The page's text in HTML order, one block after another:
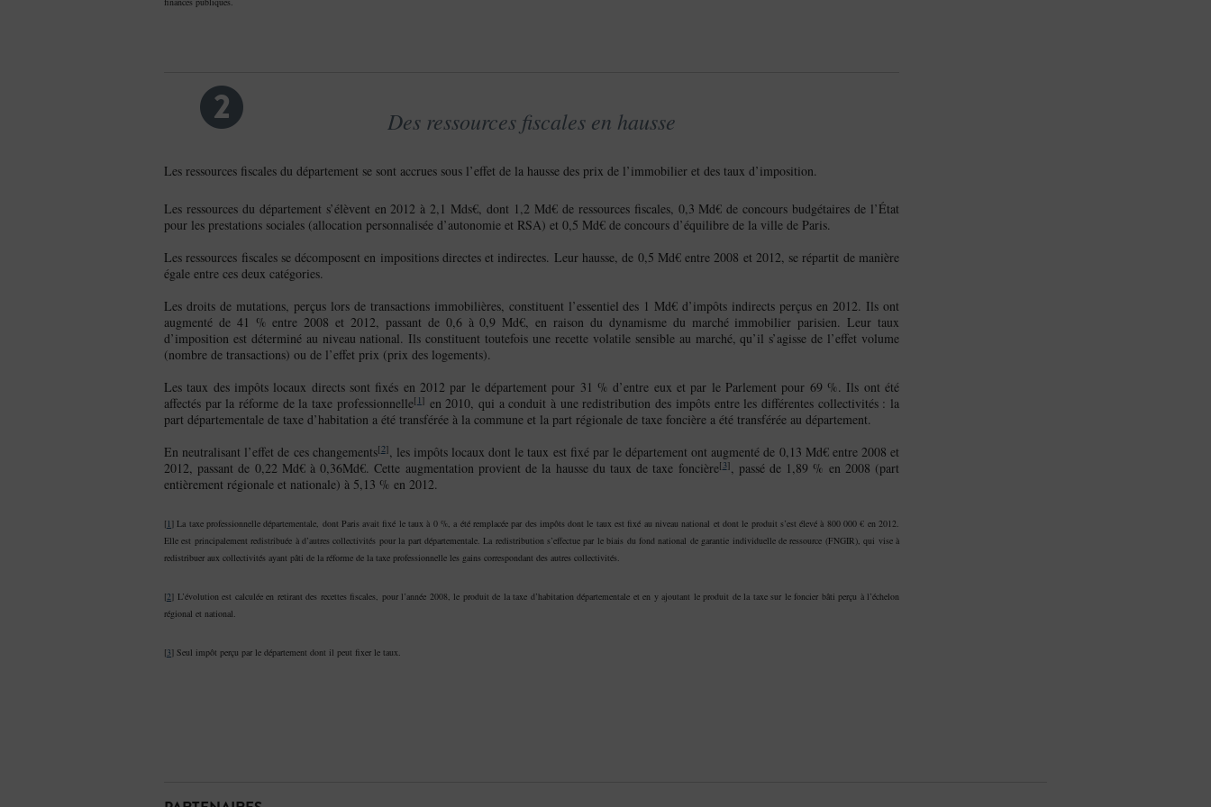
2 Des ressources fiscales en hausse
Les ressources fiscales du département se sont accrues sous l’effet de la hausse des prix de l’immobilier et des taux d’imposition.
Les ressources du département s’élèvent en 2012 à 2,1 Mds€, dont 1,2 Md€ de ressources fiscales, 0,3 Md€ de concours budgétaires de l’État
pour les prestations sociales (allocation personnalisée d’autonomie et RSA) et 0,5 Md€ de concours d’équilibre de la ville de Paris.
Les ressources fiscales se décomposent en impositions directes et indirectes. Leur hausse, de 0,5 Md€ entre 2008 et 2012, se répartit de manière
égale entre ces deux catégories.
Les droits de mutations, perçus lors de transactions immobilières, constituent l’essentiel des 1 Md€ d’impôts indirects perçus en 2012. Ils ont
augmenté de 41 % entre 2008 et 2012, passant de 0,6 à 0,9 Md€, en raison du dynamisme du marché immobilier parisien. Leur taux
d’imposition est déterminé au niveau national. Ils constituent toutefois une recette volatile sensible au marché, qu’il s’agisse de l’effet volume
(nombre de transactions) ou de l’effet prix (prix des logements).
Les taux des impôts locaux directs sont fixés en 2012 par le département pour 31 % d’entre eux et par le Parlement pour 69 %. Ils ont été
affectés par la réforme de la taxe professionnelle[ 1 ] en 2010, qui a conduit à une redistribution des impôts entre les différentes collectivités : la
part départementale de taxe d’habitation a été transférée à la commune et la part régionale de taxe foncière a été transférée au département.
En neutralisant l’effet de ces changements[2], les impôts locaux dont le taux est fixé par le département ont augmenté de 0,13 Md€ entre 2008 et
2012, passant de 0,22 Md€ à 0,36Md€. Cette augmentation provient de la hausse du taux de taxe foncière[ 3], passé de 1,89 % en 2008 (part
entièrement régionale et nationale) à 5,13 % en 2012.
[ 1 ] La taxe professionnelle départementale, dont Paris avait fixé le taux à 0 %, a été remplacée par des impôts dont le taux est fixé au niveau national et dont le produit s’est élevé à 800 000 € en 2012.
Elle est principalement redistribuée à d’autres collectivités pour la part départementale. La redistribution s’effectue par le biais du fond national de garantie individuelle de ressource (FNGIR), qui vise à
redistribuer aux collectivités ayant pâti de la réforme de la taxe professionnelle les gains correspondant des autres collectivités.
[2] L’évolution est calculée en retirant des recettes fiscales, pour l’année 2008, le produit de la taxe d’habitation départementale et en y ajoutant le produit de la taxe sur le foncier bâti perçu à l’échelon
régional et national.
[3] Seul impôt perçu par le département dont il peut fixer le taux.